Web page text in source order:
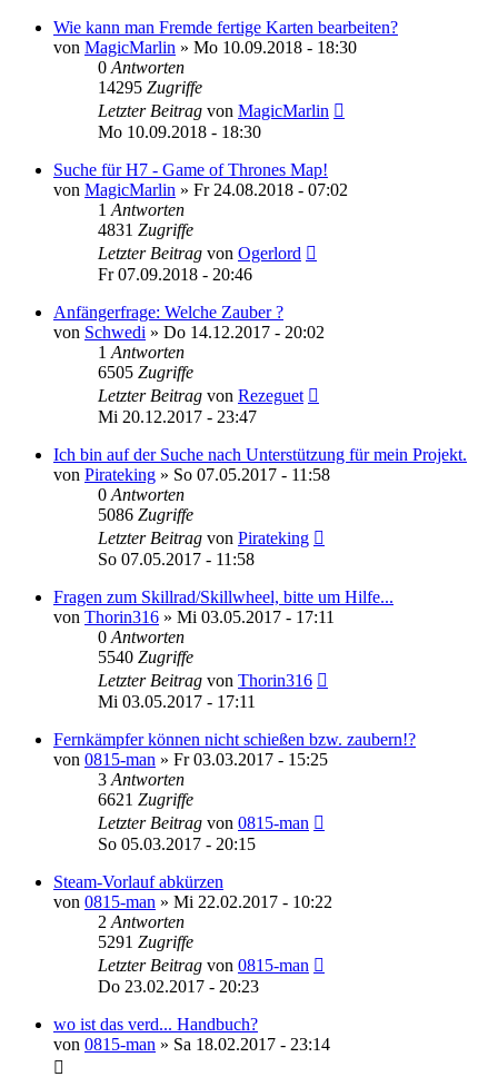
Wie kann man Fremde fertige Karten bearbeiten?
von MagicMarlin » Mo 10.09.2018 - 18:30
0 Antworten
14295 Zugriffe
Letzter Beitrag von MagicMarlin
Mo 10.09.2018 - 18:30
Suche für H7 - Game of Thrones Map!
von MagicMarlin » Fr 24.08.2018 - 07:02
1 Antworten
4831 Zugriffe
Letzter Beitrag von Ogerlord
Fr 07.09.2018 - 20:46
Anfängerfrage: Welche Zauber ?
von Schwedi » Do 14.12.2017 - 20:02
1 Antworten
6505 Zugriffe
Letzter Beitrag von Rezeguet
Mi 20.12.2017 - 23:47
Ich bin auf der Suche nach Unterstützung für mein Projekt.
von Pirateking » So 07.05.2017 - 11:58
0 Antworten
5086 Zugriffe
Letzter Beitrag von Pirateking
So 07.05.2017 - 11:58
Fragen zum Skillrad/Skillwheel, bitte um Hilfe...
von Thorin316 » Mi 03.05.2017 - 17:11
0 Antworten
5540 Zugriffe
Letzter Beitrag von Thorin316
Mi 03.05.2017 - 17:11
Fernkämpfer können nicht schießen bzw. zaubern!?
von 0815-man » Fr 03.03.2017 - 15:25
3 Antworten
6621 Zugriffe
Letzter Beitrag von 0815-man
So 05.03.2017 - 20:15
Steam-Vorlauf abkürzen
von 0815-man » Mi 22.02.2017 - 10:22
2 Antworten
5291 Zugriffe
Letzter Beitrag von 0815-man
Do 23.02.2017 - 20:23
wo ist das verd... Handbuch?
von 0815-man » Sa 18.02.2017 - 23:14